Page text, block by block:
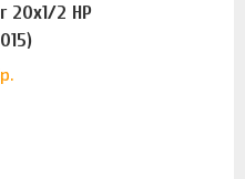
20х1/2 НР
р.